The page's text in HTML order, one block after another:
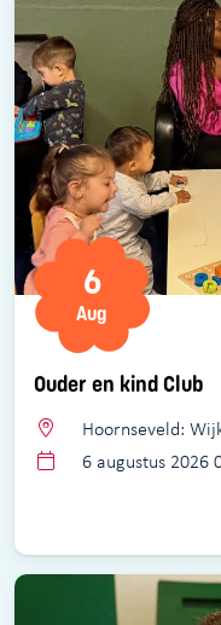
Ouder en kind Club
6
Aug
Hoornseveld:
6 augustus 2026